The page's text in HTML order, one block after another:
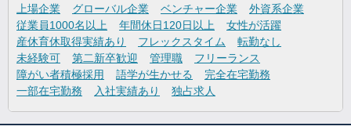
上場企業 グローバル企業 ベンチャー企業
外資系企業
従業員1000名以上
年間休日120日以上
女性が活躍
産休育休取得実績あり
フレックスタイム
転勤なし
未経験可
第二新卒歓迎 管理職
フリーランス
障がい者積極採用
語学が生かせる
完全在宅勤務
一部在宅勤務
入社実績あり 独占求人